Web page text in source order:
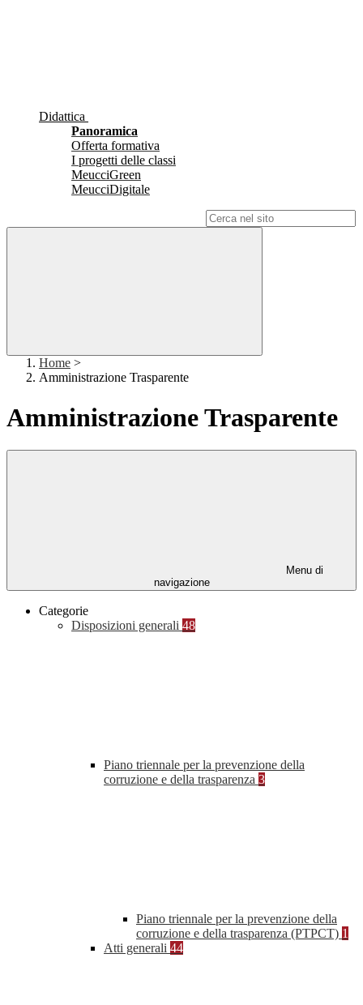
Didattica
Panoramica
Offerta formativa
I progetti delle classi
MeucciGreen
MeucciDigitale
Home >
Amministrazione Trasparente
Amministrazione Trasparente
Menu di
navigazione
Categorie
Disposizioni generali 48
Piano triennale per la prevenzione della
corruzione e della trasparenza 3
Piano triennale per la prevenzione della
corruzione e della trasparenza (PTPCT) 1
Atti generali 44